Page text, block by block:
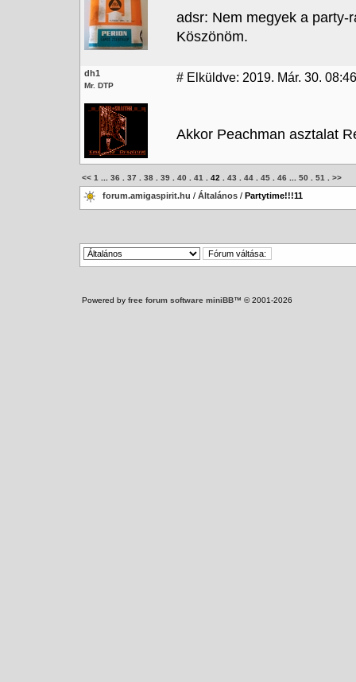
adsr: Nem megyek a party-
Köszönöm.
dh1
Mr. DTP
# Elküldve: 2019. Már. 30. 08:46
Akkor Peachman asztalat
<< 1 36 37 38 39 40 41 42 43 44 45 46 50 51 >>
forum.amigaspirit.hu / Általános / Partytime!!!11
Powered by free forum software miniBB™ © 2001-2026